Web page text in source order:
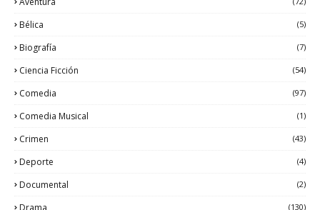
Bélica (5)
Biografía (7)
Ciencia Ficción (54)
Comedia (97)
Comedia Musical (1)
Crimen (43)
Deporte (4)
Documental (2)
Drama (130)